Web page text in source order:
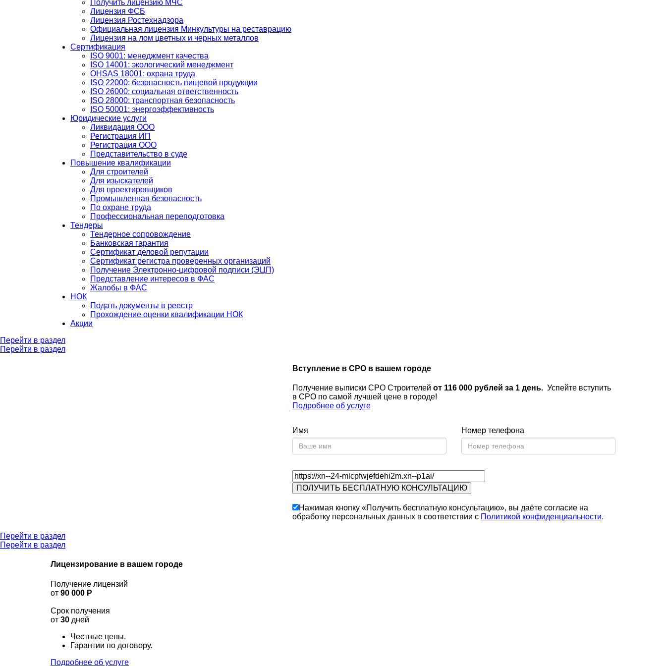
Получить лицензию МЧС
Лицензия ФСБ
Лицензия Ростехнадзора
Официальная лицензия Минкультуры на реставрацию
Лицензия на лом цветных и черных металлов
Сертификация
ISO 9001: менеджмент качества
ISO 14001: экологический менеджмент
OHSAS 18001: охрана труда
ISO 22000: безопасность пищевой продукции
ISO 26000: социальная ответственность
ISO 28000: транспортная безопасность
ISO 50001: энергоэффективность
Юридические услуги
Ликвидация ООО
Регистрация ИП
Регистрация ООО
Представительство в суде
Повышение квалификации
Для строителей
Для изыскателей
Для проектировщиков
Промышленная безопасность
По охране труда
Профессиональная переподготовка
Тендеры
Тендерное сопровождение
Банковская гарантия
Сертификат деловой репутации
Сертификат регистра проверенных организаций
Получение Электронно-цифровой подписи (ЭЦП)
Представление интересов в ФАС
Жалобы в ФАС
НОК
Подать документы в реестр
Прохождение оценки квалификации НОК
Акции
Перейти в раздел
Перейти в раздел
Вступление в СРО в вашем городе
Получение выписки СРО Строителей от 116 000 рублей за 1 день.Успейте вступить
в СРО по самой лучшей цене в городе!
Подробнее об услуге
Имя Номер телефона
Нажимая кнопку «Получить бесплатную консультацию», вы даёте согласие на
обработку персональных данных в соответствии с Политикой конфиденциальности.
Перейти в раздел
Перейти в раздел
Лицензирование в вашем городе
Получение лицензий
от 90 000 Р
Срок получения
от 30 дней
Честные цены.
Гарантии по договору.
Подробнее об услуге